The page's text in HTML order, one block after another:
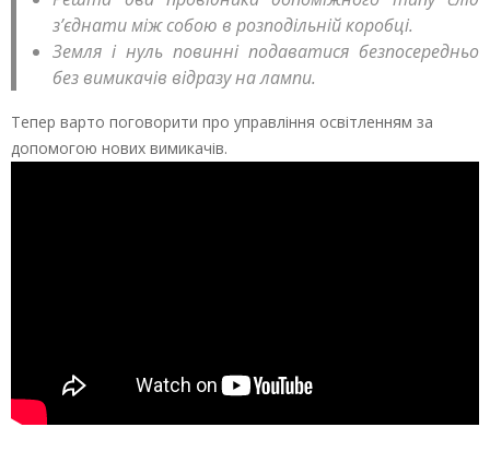
з’єднати між собою в розподільній коробці.
Земля і нуль повинні подаватися безпосередньо
без вимикачів відразу на лампи.
Тепер варто поговорити про управління освітленням за
допомогою нових вимикачів.